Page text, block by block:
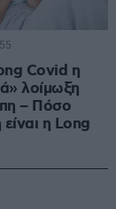
Covid η
λοίμωξη
– Πόσο
είναι η Long